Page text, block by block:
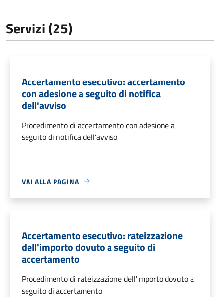
Servizi (25)
Accertamento esecutivo: accertamento
con adesione a seguito di notifica
dell'avviso
Procedimento di accertamento con adesione a
seguito di notifica dell'avviso
VAI ALLA PAGINA
Accertamento esecutivo: rateizzazione
dell'importo dovuto a seguito di
accertamento
Procedimento di rateizzazione dell'importo dovuto a
seguito di accertamento